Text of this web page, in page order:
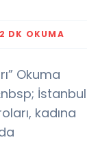
2 DK OKUMA
Okuma
İstanbul
kadına